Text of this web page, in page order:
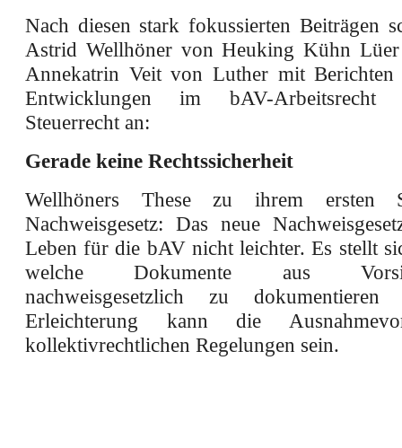
Nach diesen stark fokussierten Beiträgen
Astrid Wellhöner von Heuking Kühn
Annekatrin Veit von Luther mit Berichten
Entwicklungen im bAV-
Steuerrecht an:
Gerade keine Rechtssicherheit
Wellhöners These zu ihrem ersten
Nachweisgesetz: Das neue
Leben für die bAV nicht leichter. Es stellt
welche Dokumente aus
nachweisgesetzlich zu
Erleichterung kann die
kollektivrechtlichen Regelungen sein.